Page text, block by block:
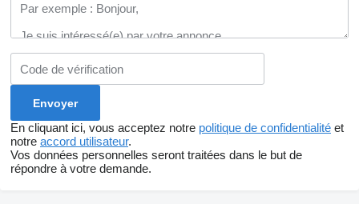
En cliquant ici, vous acceptez notre politique de confidentialité et
notre accord utilisateur.
Vos données personnelles seront traitées dans le but de
répondre à votre demande.